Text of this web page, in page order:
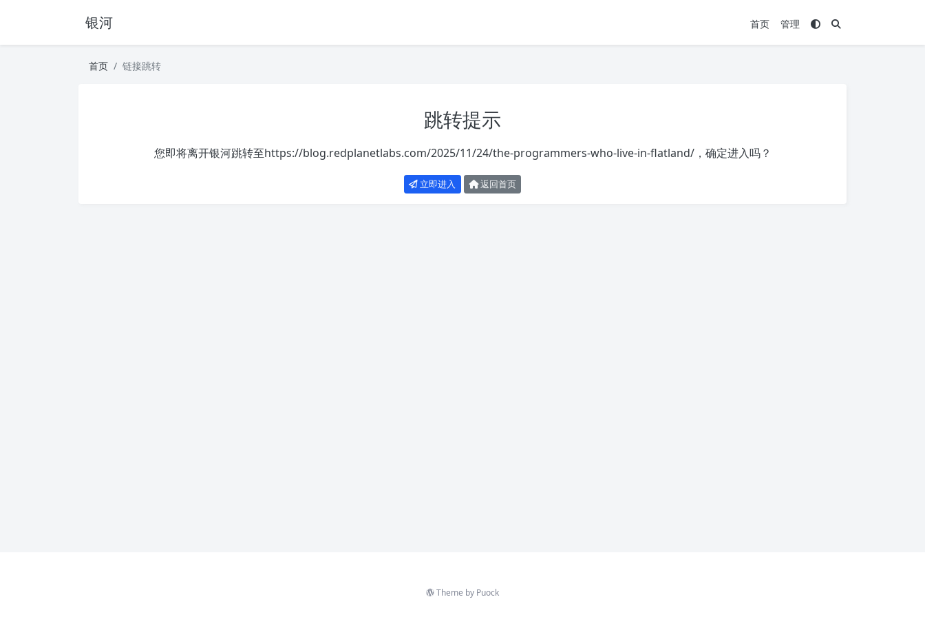
银河 首页 管理
首页 链接跳转
跳转提示
您即将离开银河跳转至https://blog.redplanetlabs.com/2025/11/24/the-programmers-who-live-in-flatland/，确定进入吗？
立即进入 返回首页
Theme by Puock